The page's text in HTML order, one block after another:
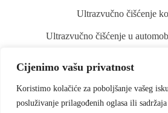
Cijenimo vašu privatnost
Koristimo kolačiće za poboljšanje vašeg
posluživanje prilagođenih oglasa ili
Ultrazvučno čišćenje
Ultrazvučno čišćenje u
Ultrazvučno čišćenje